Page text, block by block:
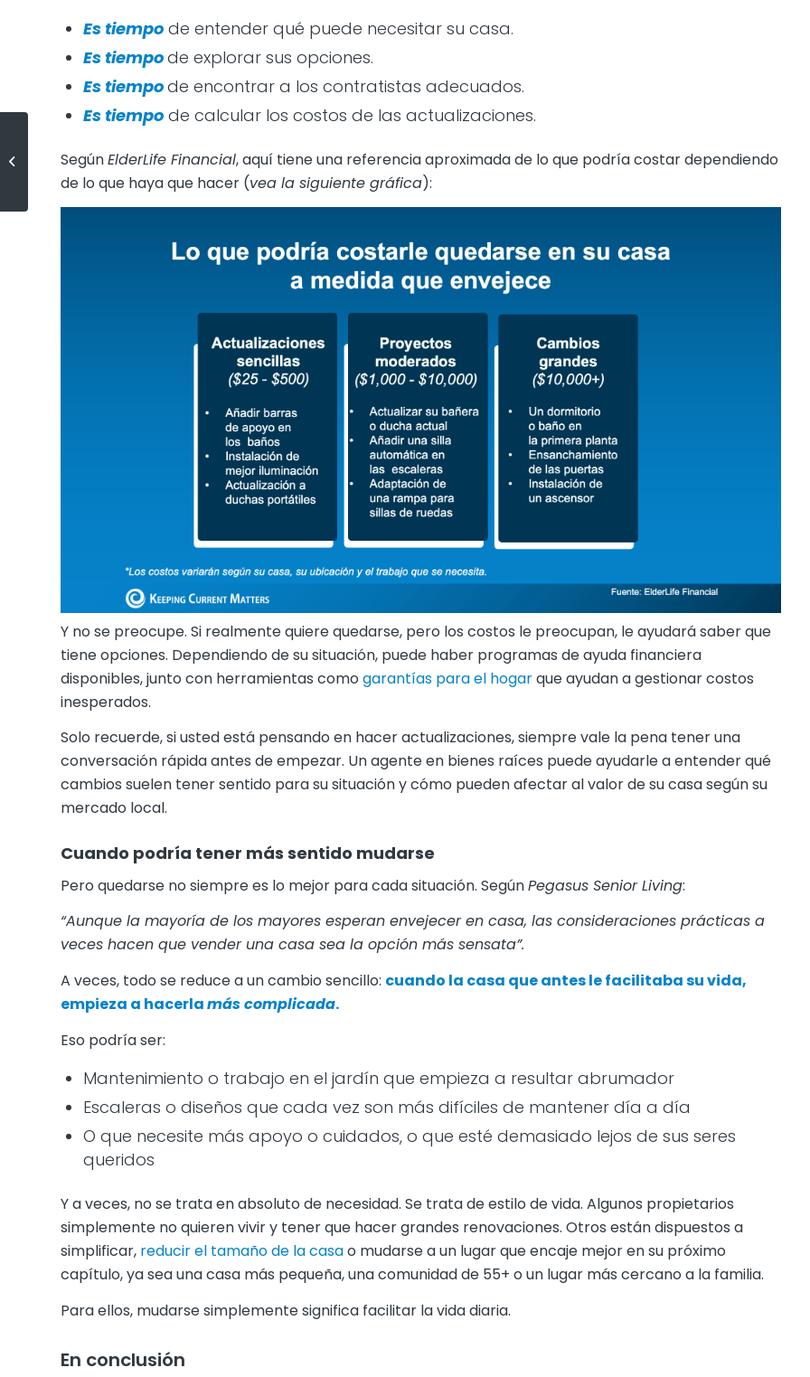
Es tiempo de entender qué puede necesitar su casa.
Es tiempode explorar sus opciones.
Es tiempode encontrar a los contratistas adecuados.
Es tiempo de calcular los costos de las actualizaciones.
SegúnElderLife Financial, aquí tiene una referencia aproximada de lo que podría costar dependiendo
de lo que haya que hacer (vea la siguiente gráfica):
Y no se preocupe. Si realmente quiere quedarse, pero los costos le preocupan, le ayudará saber que
tiene opciones. Dependiendo de su situación, puede haber programas de ayuda financiera
disponibles, junto con herramientas como garantías para el hogarque ayudan a gestionar costos
inesperados.
Solo recuerde, si usted está pensando en hacer actualizaciones, siempre vale la pena tener una
conversación rápida antes de empezar. Un agente en bienes raíces puede ayudarle a entender qué
cambios suelen tener sentido para su situación y cómo pueden afectar al valor de su casa según su
mercado local.
Cuando podría tener más sentido mudarse
Pero quedarse no siempre es lo mejor para cada situación. SegúnPegasus Senior Living:
“Aunque la mayoría de los mayores esperan envejecer en casa, las consideraciones prácticas a
veces hacen que vender una casa sea la opción más sensata”.
A veces, todo se reduce a un cambio sencillo: cuando la casa que antes le facilitaba su vida,
empieza a hacerlamás complicada.
Eso podría ser:
Mantenimiento o trabajo en el jardín que empieza a resultar abrumador
Escaleras o diseños que cada vez son más difíciles de mantener día a día
O que necesite más apoyo o cuidados, o que esté demasiado lejos de sus seres
queridos
Y a veces, no se trata en absoluto de necesidad. Se trata de estilo de vida. Algunos propietarios
simplemente no quieren vivir y tener que hacer grandes renovaciones. Otros están dispuestos a
simplificar, reducir el tamaño de la casao mudarse a un lugar que encaje mejor en su próximo
capítulo, ya sea una casa más pequeña, una comunidad de 55+ o un lugar más cercano a la familia.
Para ellos, mudarse simplemente significa facilitar la vida diaria.
En conclusión
20 % de pago inicial? La mayoría
de los compradores por primera
vez no lo hacen.